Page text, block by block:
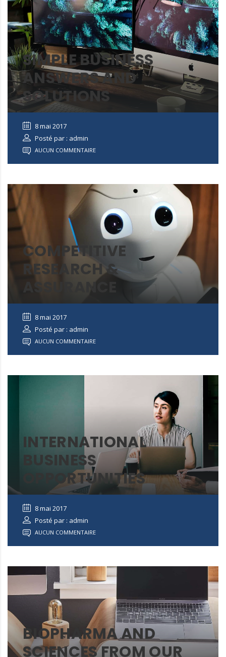
SIMPLE BUSINESS
ANSWERS AND
SOLUTIONS
8 mai 2017
Posté par : admin
AUCUN COMMENTAIRE
COMPETITIVE
RESEARCH &
ASSURANCE
8 mai 2017
Posté par : admin
AUCUN COMMENTAIRE
INTERNATIONAL
BUSINESS
OPPORTUNITIES
8 mai 2017
Posté par : admin
AUCUN COMMENTAIRE
BIOPHARMA AND
SCIENCES FROM OUR